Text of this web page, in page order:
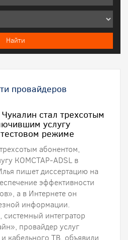
провайдеров
стал трехсотым
услугу
режиме
абонентом,
КОМСТАР-ADSL в
пишет диссертацию на
эффективности
а в Интернете он
информации.
интегратор
провайдер услуг
и кабельного ТВ, объявили